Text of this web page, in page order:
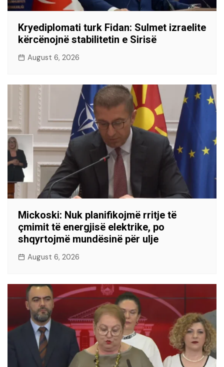
Kryediplomati turk Fidan: Sulmet izraelite
kërcënojnë stabilitetin e Sirisë
August 6, 2026
Mickoski: Nuk planifikojmë rritje të
çmimit të energjisë elektrike, po
shqyrtojmë mundësinë për ulje
August 6, 2026